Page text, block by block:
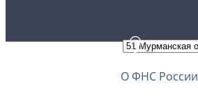
О ФНС России